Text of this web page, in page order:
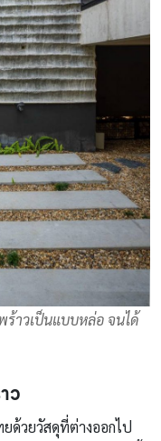
าวเป็นแบบหล่อ จนได้
ว
ด้วยวัสดุที่ต่างออกไป